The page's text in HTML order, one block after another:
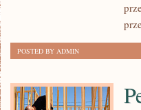
POSTED BY ADMIN